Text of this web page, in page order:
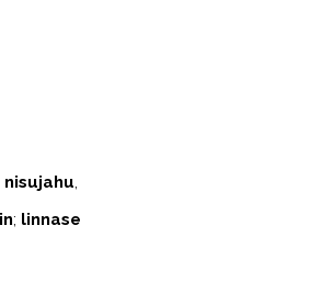
nisujahu
; linnase